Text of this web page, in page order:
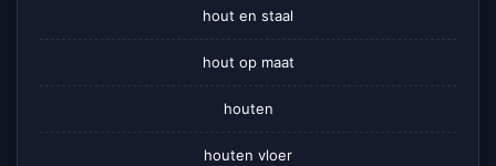
hout en staal
hout op maat
houten
houten vloer